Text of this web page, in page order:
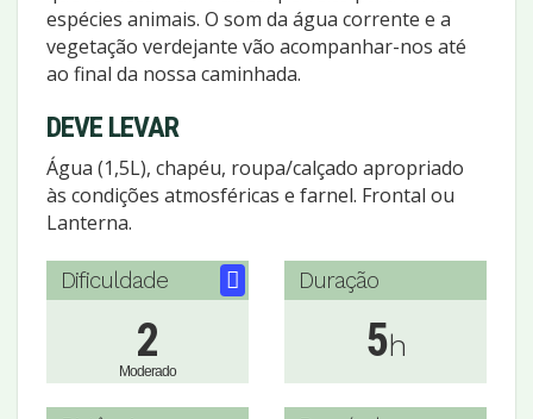
espécies animais. O som da água corrente e a
vegetação verdejante vão acompanhar-nos até
ao final da nossa caminhada.
DEVE LEVAR
Água (1,5L), chapéu, roupa/calçado apropriado
às condições atmosféricas e farnel. Frontal ou
Lanterna.
Dificuldade
2
Moderado
Duração
5h